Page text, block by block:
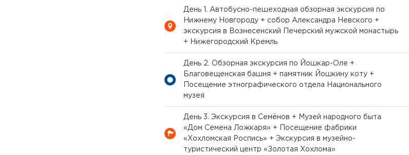
День 1. Автобусно-пешеходная обзорная экскурсия по
Нижнему Новгороду + собор Александра Невского +
экскурсия в Вознесенский Печерский мужской монастырь
+ Нижегородский Кремль
День 2. Обзорная экскурсия по Йошкар-Оле +
Благовещенская башня + памятник Йошкину коту +
Посещение этнографического отдела Национального
музея
День 3. Экскурсия в Семёнов + Музей народного быта
«Дом Семена Ложкаря» + Посещение фабрики
«Хохломская Роспись» + Экскурсия в музейно-
туристический центр «Золотая Хохлома»